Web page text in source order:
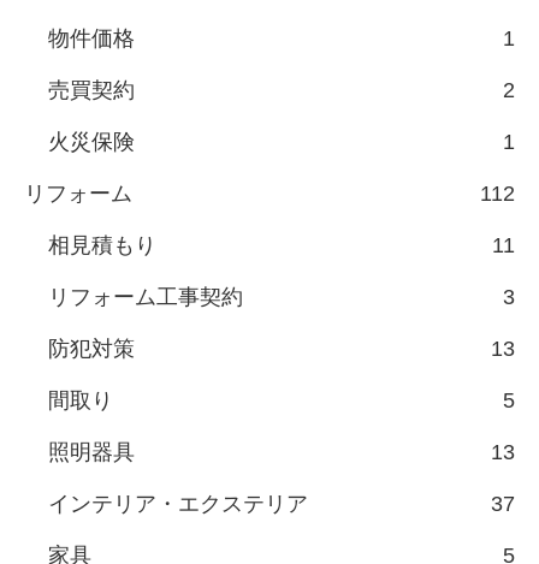
物件価格 1
売買契約 2
火災保険 1
リフォーム 112
相見積もり 11
リフォーム工事契約 3
防犯対策 13
間取り 5
照明器具 13
インテリア・エクステリア 37
家具 5